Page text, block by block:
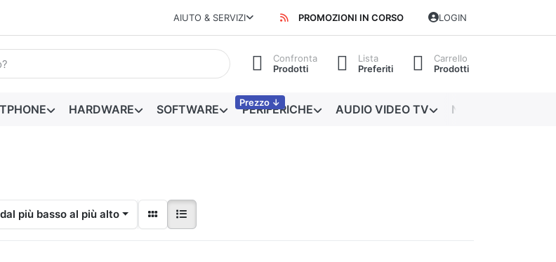
AIUTO & SERVIZI PROMOZIONI IN CORSO LOGIN
Confronta
Prodotti
Lista
Preferiti
Carrello
Prodotti
HARDWARE SOFTWARE PERIFERICHE
Prezzo ↓
AUDIO VIDEO TV NETWORKING
più basso al più alto